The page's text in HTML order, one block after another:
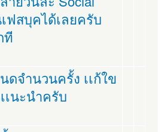
ฟสบุคได้เลยครับ
ที
จำนวนครั้ง เเก้ใข
เนะนำครับ